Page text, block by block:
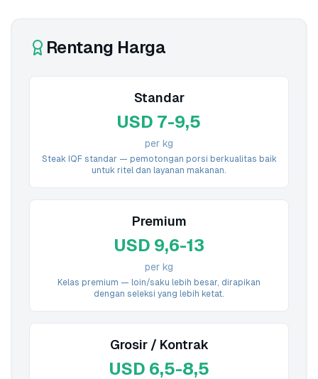
Rentang Harga
Standar
USD 7-9,5
per kg
Steak IQF standar — pemotongan porsi berkualitas baik
untuk ritel dan layanan makanan.
Premium
USD 9,6-13
per kg
Kelas premium — loin/saku lebih besar, dirapikan
dengan seleksi yang lebih ketat.
Grosir / Kontrak
USD 6,5-8,5